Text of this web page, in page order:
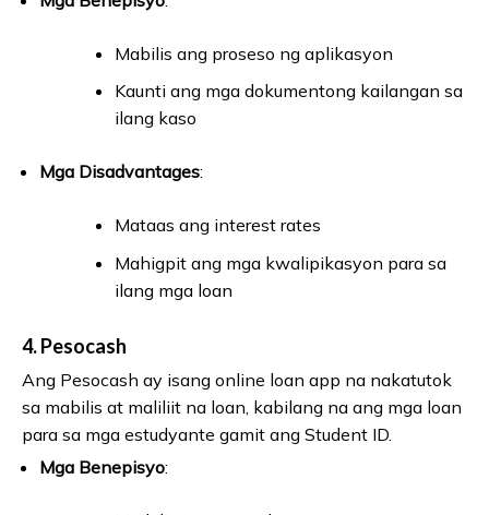
Mabilis ang proseso ng aplikasyon
Kaunti ang mga dokumentong kailangan sa
ilang kaso
Mga Disadvantages:
Mataas ang interest rates
Mahigpit ang mga kwalipikasyon para sa
ilang mga loan
4.Pesocash
Ang Pesocash ay isang online loan app na nakatutok
sa mabilis at maliliit na loan, kabilang na ang mga loan
para sa mga estudyante gamit ang Student ID.
Mga Benepisyo: